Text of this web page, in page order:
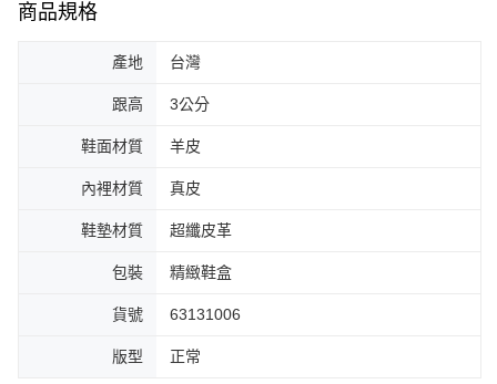
商品規格
產地 台灣
跟高 3公分
鞋面材質 羊皮
內裡材質 真皮
鞋墊材質 超纖皮革
包裝 精緻鞋盒
貨號 63131006
版型 正常